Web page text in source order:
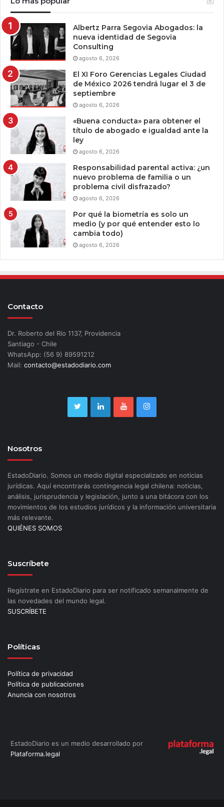
Albertz Parra Segovia Abogados: la
nueva identidad de Segovia
Consulting
agosto 6, 2026
El XI Foro Gerencias Legales Ciudad
de México 2026 tendrá lugar el 3 de
septiembre
agosto 6, 2026
«Buena conducta» para obtener el
título de abogado e igualdad ante la
ley
agosto 6, 2026
Responsabilidad parental activa: ¿un
nuevo problema de familia o un
problema civil disfrazado?
agosto 6, 2026
Por qué la biometría es solo un
medio (y por qué entender esto lo
cambia todo)
agosto 6, 2026
Contacto
Dr. Roberto del Río 1137, Providencia
Santiago - Chile
WhatsApp: (56 9) 89591212
Mail: contacto@estadodiario.com
Nosotros
EstadoDiario. Somos un medio digital especializado en noticias
jurídicas. Aquí encontrarás contingencia legal chilena: noticias,
análisis, jurisprudencia y legislación, junto a una bitácora con los
movimientos de los estudios jurídicos y la información universitaria
más relevante.
QUIÉNES SOMOS
Suscríbete
Regístrate en EstadoDiario para ser notificado semanalmente de
las novedades del mundo legal.
SUSCRÍBETE
Políticas
Política de privacidad
Política de publicaciones
Anuncia con nosotros
EstadoDiario es un medio desarrollado por
Plataforma.legal